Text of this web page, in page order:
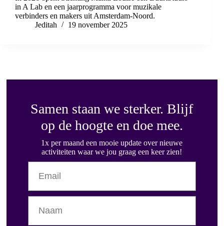
in A Lab en een jaarprogramma voor muzikale
verbinders en makers uit Amsterdam-Noord.
Jeditah
19 november 2025
Samen staan we sterker. Blijf
op de hoogte en doe mee.
1x per maand een mooie update over nieuwe
activiteiten waar we jou graag een keer zien!